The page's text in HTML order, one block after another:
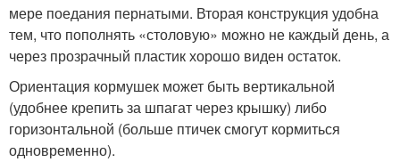
мере поедания пернатыми. Вторая конструкция удобна
тем, что пополнять «столовую» можно не каждый день, а
через прозрачный пластик хорошо виден остаток.
Ориентация кормушек может быть вертикальной
(удобнее крепить за шпагат через крышку) либо
горизонтальной (больше птичек смогут кормиться
одновременно).